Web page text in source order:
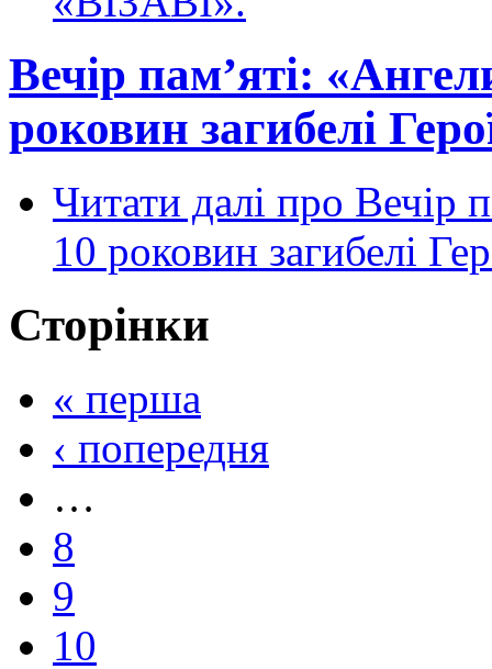
Вечір пам’яті:
роковин загибелі
Читати далі про Вечір
10 роковин загибелі
Сторінки
« перша
‹ попередня
…
8
9
10